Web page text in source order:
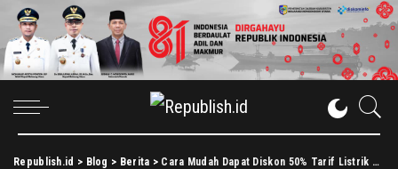
Republish.id > Blog > Berita > Cara Mudah Dapat Diskon 50% Tarif Listrik PLN, Berlaku Januari 2025